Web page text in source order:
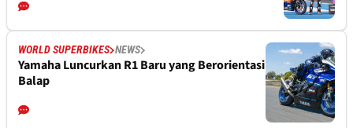
WORLD SUPERBIKES NEWS
Yamaha Luncurkan R1 Baru yang Berorientasi
Balap